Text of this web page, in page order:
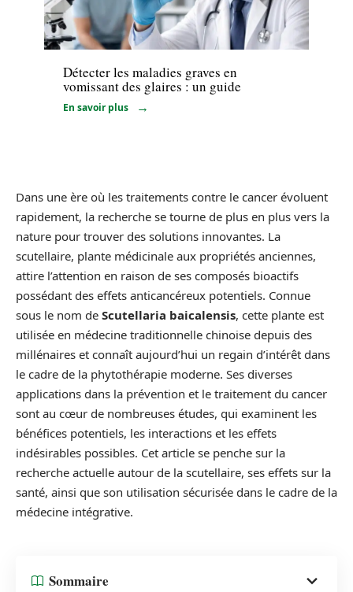
Santé
Détecter les maladies graves en
vomissant des glaires : un guide
En savoir plus
Dans une ère où les traitements contre le cancer évoluent
rapidement, la recherche se tourne de plus en plus vers la
nature pour trouver des solutions innovantes. La
scutellaire, plante médicinale aux propriétés anciennes,
attire l’attention en raison de ses composés bioactifs
possédant des effets anticancéreux potentiels. Connue
sous le nom de Scutellaria baicalensis, cette plante est
utilisée en médecine traditionnelle chinoise depuis des
millénaires et connaît aujourd’hui un regain d’intérêt dans
le cadre de la phytothérapie moderne. Ses diverses
applications dans la prévention et le traitement du cancer
sont au cœur de nombreuses études, qui examinent les
bénéfices potentiels, les interactions et les effets
indésirables possibles. Cet article se penche sur la
recherche actuelle autour de la scutellaire, ses effets sur la
santé, ainsi que son utilisation sécurisée dans le cadre de la
médecine intégrative.
Sommaire